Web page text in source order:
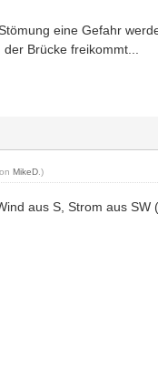
eine Gefahr
Brücke freikommt...
MikeD.)
aus S, Strom aus